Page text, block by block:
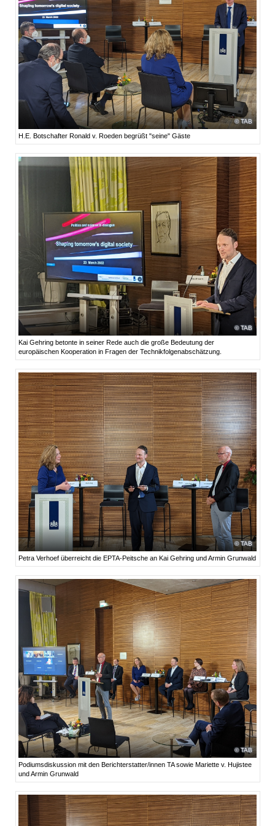
TAB
H.E. Botschafter Ronald v. Roeden begrüßt "seine" Gäste
TAB
Kai Gehring betonte in seiner Rede auch die große Bedeutung der
europäischen Kooperation in Fragen der Technikfolgenabschätzung.
TAB
Petra Verhoef überreicht die EPTA-Peitsche an Kai Gehring und Armin Grunwald
TAB
Podiumsdiskussion mit den Berichterstatter/innen TA sowie Mariette v. Hujistee
und Armin Grunwald